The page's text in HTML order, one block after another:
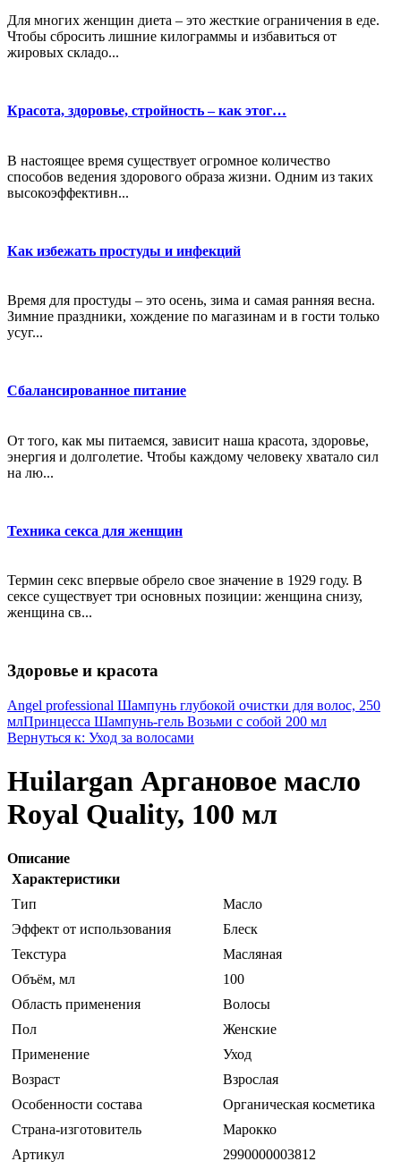
Для многих женщин диета – это жесткие ограничения в еде.
Чтобы сбросить лишние килограммы и избавиться от
жировых складо...
Красота, здоровье, стройность – как этог…
В настоящее время существует огромное количество
способов ведения здорового образа жизни. Одним из таких
высокоэффективн...
Как избежать простуды и инфекций
Время для простуды – это осень, зима и самая ранняя весна.
Зимние праздники, хождение по магазинам и в гости только
усуг...
Сбалансированное питание
От того, как мы питаемся, зависит наша красота, здоровье,
энергия и долголетие. Чтобы каждому человеку хватало сил
на лю...
Техника секса для женщин
Термин секс впервые обрело свое значение в 1929 году. В
сексе существует три основных позиции: женщина снизу,
женщина св...
Здоровье и красота
Angel professional Шампунь глубокой очистки для волос, 250
млПринцесса Шампунь-гель Возьми с собой 200 мл
Вернуться к: Уход за волосами
Huilargan Аргановое масло
Royal Quality, 100 мл
Описание
Характеристики
Тип
Масло
Эффект от использования
Блеск
Текстура
Масляная
Объём, мл
100
Область применения
Волосы
Пол
Женские
Применение
Уход
Возраст
Взрослая
Особенности состава
Органическая косметика
Страна-изготовитель
Марокко
Артикул
2990000003812